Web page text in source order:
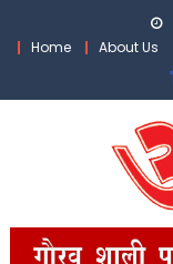
Home
About Us